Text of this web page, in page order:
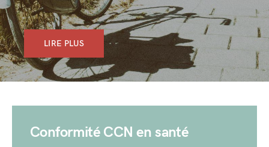
LIRE PLUS
Conformité CCN en santé